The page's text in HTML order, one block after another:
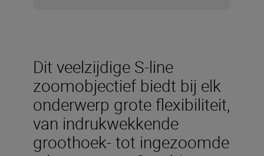
Dit veelzijdige S-line
zoomobjectief biedt bij elk
onderwerp grote flexibiliteit,
van indrukwekkende
groothoek- tot ingezoomde